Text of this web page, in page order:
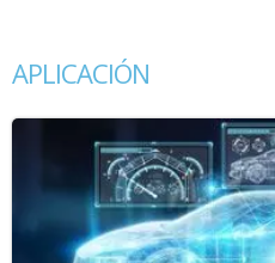
APLICACIÓN